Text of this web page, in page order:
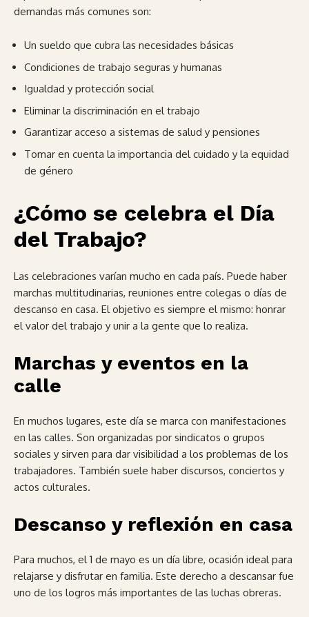
demandas más comunes son:
Un sueldo que cubra las necesidades básicas
Condiciones de trabajo seguras y humanas
Igualdad y protección social
Eliminar la discriminación en el trabajo
Garantizar acceso a sistemas de salud y pensiones
Tomar en cuenta la importancia del cuidado y la equidad
de género
¿Cómo se celebra el Día
del Trabajo?
Las celebraciones varían mucho en cada país. Puede haber
marchas multitudinarias, reuniones entre colegas o días de
descanso en casa. El objetivo es siempre el mismo: honrar
el valor del trabajo y unir a la gente que lo realiza.
Marchas y eventos en la
calle
En muchos lugares, este día se marca con manifestaciones
en las calles. Son organizadas por sindicatos o grupos
sociales y sirven para dar visibilidad a los problemas de los
trabajadores. También suele haber discursos, conciertos y
actos culturales.
Descanso y reflexión en casa
Para muchos, el 1 de mayo es un día libre, ocasión ideal para
relajarse y disfrutar en familia. Este derecho a descansar fue
uno de los logros más importantes de las luchas obreras.